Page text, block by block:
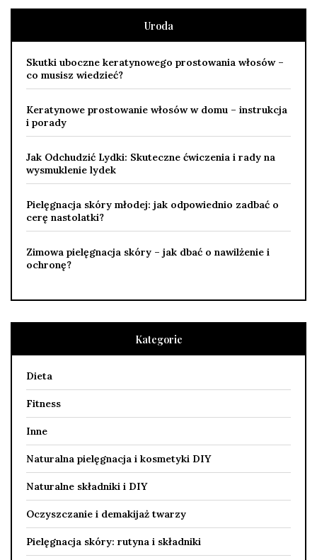
Uroda
Skutki uboczne keratynowego prostowania włosów –
co musisz wiedzieć?
Keratynowe prostowanie włosów w domu – instrukcja
i porady
Jak Odchudzić Lydki: Skuteczne ćwiczenia i rady na
wysmuklenie lydek
Pielęgnacja skóry młodej: jak odpowiednio zadbać o
cerę nastolatki?
Zimowa pielęgnacja skóry – jak dbać o nawilżenie i
ochronę?
Kategorie
Dieta
Fitness
Inne
Naturalna pielęgnacja i kosmetyki DIY
Naturalne składniki i DIY
Oczyszczanie i demakijaż twarzy
Pielęgnacja skóry: rutyna i składniki